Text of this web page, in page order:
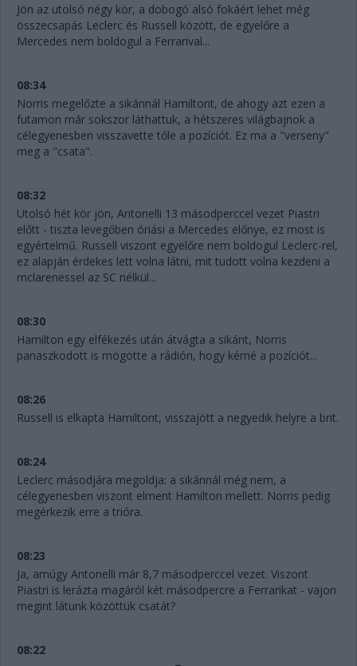
Jön az utolsó négy kör, a dobogó alsó fokáért lehet még
összecsapás Leclerc és Russell között, de egyelőre a
Mercedes nem boldogul a Ferrarival...
08:34
Norris megelőzte a sikánnál Hamiltont, de ahogy azt ezen a
futamon már sokszor láthattuk, a hétszeres világbajnok a
célegyenesben visszavette tőle a pozíciót. Ez ma a "verseny"
meg a "csata".
08:32
Utolsó hét kör jön, Antonelli 13 másodperccel vezet Piastri
előtt - tiszta levegőben óriási a Mercedes előnye, ez most is
egyértelmű. Russell viszont egyelőre nem boldogul Leclerc-rel,
ez alapján érdekes lett volna látni, mit tudott volna kezdeni a
mclarenessel az SC nélkül...
08:30
Hamilton egy elfékezés után átvágta a sikánt, Norris
panaszkodott is mögötte a rádión, hogy kérné a pozíciót...
08:26
Russell is elkapta Hamiltont, visszajött a negyedik helyre a brit.
08:24
Leclerc másodjára megoldja: a sikánnál még nem, a
célegyenesben viszont elment Hamilton mellett. Norris pedig
megérkezik erre a trióra.
08:23
Ja, amúgy Antonelli már 8,7 másodperccel vezet. Viszont
Piastri is lerázta magáról két másodpercre a Ferrarikat - vajon
megint látunk közöttük csatát?
08:22